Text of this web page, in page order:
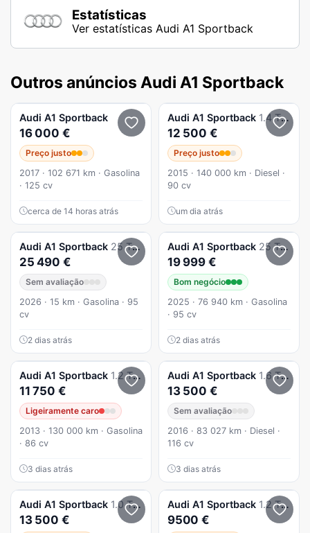
Estatísticas
Ver estatísticas Audi A1 Sportback
Outros anúncios Audi A1 Sportback
Audi A1 Sportback
16 000 €
Preço justo
2017 · 102 671 km · Gasolina
· 125 cv
cerca de 14 horas atrás
Audi A1 Sportback 1.4 TDI Sport
12 500 €
Preço justo
2015 · 140 000 km · Diesel ·
90 cv
um dia atrás
Audi A1 Sportback 25 TFSI Advanced
25 490 €
Sem avaliação
2026 · 15 km · Gasolina · 95
cv
2 dias atrás
Audi A1 Sportback 25 TFSI Advanced
19 999 €
Bom negócio
2025 · 76 940 km · Gasolina
· 95 cv
2 dias atrás
Audi A1 Sportback 1.2 TFSi S-line 116g
11 750 €
Ligeiramente caro
2013 · 130 000 km · Gasolina
· 86 cv
3 dias atrás
Audi A1 Sportback 1.6 TDI Sport
13 500 €
Sem avaliação
2016 · 83 027 km · Diesel ·
116 cv
3 dias atrás
Audi A1 Sportback 1.0 TFSI Design
13 500 €
Audi A1 Sportback 1.2 TFSI Attraction
9500 €